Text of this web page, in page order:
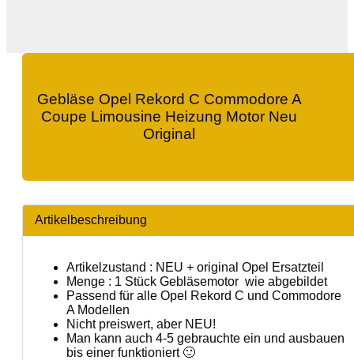
Gebläse Opel Rekord C Commodore A
Coupe Limousine Heizung Motor Neu
Original
Artikelbeschreibung
Artikelzustand : NEU + original Opel Ersatzteil
Menge : 1 Stück Gebläsemotor wie abgebildet
Passend für alle Opel Rekord C und Commodore
A Modellen
Nicht preiswert, aber NEU!
Man kann auch 4-5 gebrauchte ein und ausbauen
bis einer funktioniert 🙂